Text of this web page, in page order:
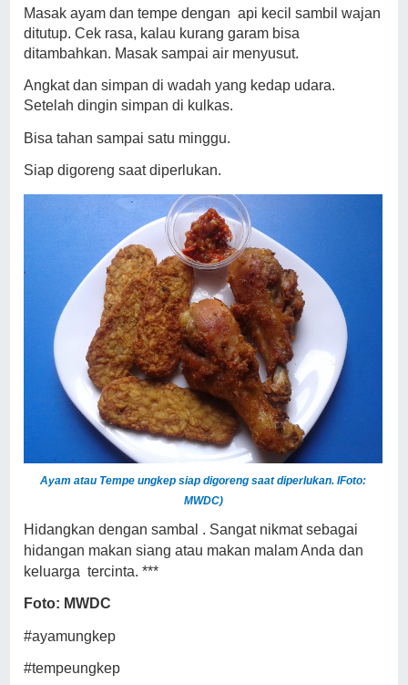
Masak ayam dan tempe dengan api kecil sambil wajan
ditutup. Cek rasa, kalau kurang garam bisa
ditambahkan. Masak sampai air menyusut.
Angkat dan simpan di wadah yang kedap udara.
Setelah dingin simpan di kulkas.
Bisa tahan sampai satu minggu.
Siap digoreng saat diperlukan.
Ayam atau Tempe ungkep siap digoreng saat diperlukan. IFoto:
MWDC)
Hidangkan dengan sambal . Sangat nikmat sebagai
hidangan makan siang atau makan malam Anda dan
keluarga tercinta. ***
Foto: MWDC
#ayamungkep
#tempeungkep